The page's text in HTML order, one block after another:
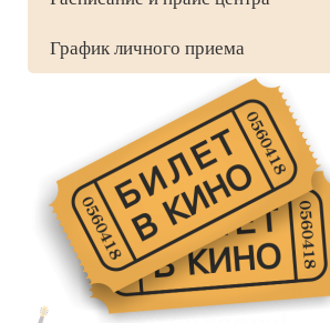
График личного приема